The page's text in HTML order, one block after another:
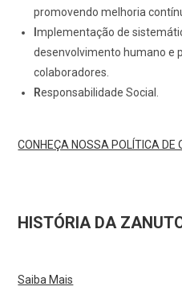
promovendo melhoria
Implementação de
desenvolvimento humano e
colaboradores.
Responsabilidade Social.
CONHEÇA NOSSA POLÍTICA DE
HISTÓRIA DA
Saiba Mais